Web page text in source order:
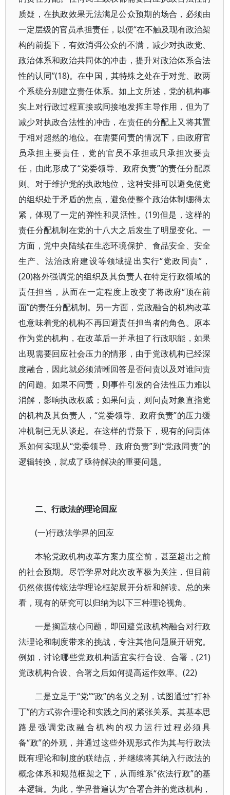
质疑，在执政效果无法满足公众预期的场合，必须由
一定层级的官员承担责任，以便“在不触及现有政治架
构的前提下，有效消弭公众的不满，减少对执政党、
政治体系和政治共同体的冲击，提升对政治体系合法
性的认同”(18)。在中国，其特殊之处在于对党、政两
个系统分别建立责任体系。如上文所述，党的机构事
实上对行政过程直接或间接地发挥主导作用，但为了
减少对执政合法性的冲击，在责任的分配上又将其置
于相对超然的地位。在需要问责的情况下，由政府官
员承担主要责任，党的官员不承担或只承担次要责
任，由此形成了“党委领导、政府负责”的责任分配原
则。对于维护党的执政地位，这种安排可以避免使党
的组织处于矛盾的焦点，避免使整个政治体制绷得太
紧，体现了一定的弹性和灵活性。(19)但是，这样的
责任分配机制在党的十八大之后发生了明显变化。一
方面，党中央陆续在生态环境保护、食品安全、安全
生产、法治政府建设等领域提出实行“党政同责”，
(20)格外强调党的组织及其负责人在特定行政领域的
责任担当，从而在一定程度上改变了将政府“顶在前
面”的责任分配机制。另一方面，党政融合的机构改革
也意味着党的机构不再回避责任担当者的角色。原本
作为党的机构，在改革后一并承担了行政职能，如果
出现需要回应社会压力的情形，由于党政机构已经深
度融合，因此就必须清晰回答是否问责以及对谁问责
的问题。如果不问责，则事件引发的合法性压力难以
消解，影响执政权威；如果问责，则问责对象直指党
的机构及其负责人，“党委领导、政府负责”的压力缓
冲机制已无从谈起。在这样的背景下，现有的问责体
系如何实现从“党委领导、政府负责”到“党政同责”的
逻辑转换，就成了亟待解决的重要问题。
二、行政法的理论回应
(一)行政法学界的回应
本轮党政机构改革方案力度空前，甚至超出之前
的社会预期。尽管学界对此次改革极为关注，但目前
仍然依据传统法学理论框架展开分析和解读。总的来
看，现有的研究可以归纳为以下三种理论视角。
一是搁置核心问题，即回避党政机构融合对行政
法理论和制度带来的挑战，专注其他问题展开研究。
例如，讨论哪些党政机构适宜实行合设、合署，(21)
党政机构合设、合署之后如何提高运作效率。(22)
二是立足于“党”“政”的名义之别，试图通过“打补
丁”的方式弥合理论和实践之间的紧张关系。其基本思
路是强调党政融合机构的权力运行过程必须具
备“政”的外观，并通过这些外观形式作为其与行政法
既有理论和制度的联结点，并继续将其纳入行政法的
概念体系和规范框架之下，从而维系“依法行政”的基
本逻辑。为此，学界普遍认为“合署合并的党政机构，